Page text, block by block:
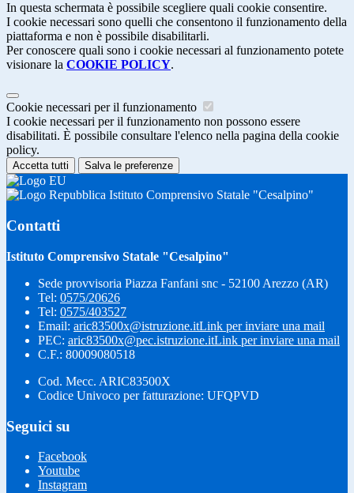
In questa schermata è possibile scegliere quali cookie consentire.
I cookie necessari sono quelli che consentono il funzionamento della
piattaforma e non è possibile disabilitarli.
Per conoscere quali sono i cookie necessari al funzionamento potete
visionare la COOKIE POLICY.
Cookie necessari per il funzionamento
I cookie necessari per il funzionamento non possono essere
disabilitati. È possibile consultare l'elenco nella pagina della cookie
policy.
Accetta tutti Salva le preferenze
Istituto Comprensivo Statale "Cesalpino"
Contatti
Istituto Comprensivo Statale "Cesalpino"
Sede provvisoria Piazza Fanfani snc - 52100 Arezzo (AR)
Tel: 0575/20626
Tel: 0575/403527
Email: aric83500x@istruzione.itLink per inviare una mail
PEC: aric83500x@pec.istruzione.itLink per inviare una mail
C.F.: 80009080518
Cod. Mecc. ARIC83500X
Codice Univoco per fatturazione: UFQPVD
Seguici su
Facebook
Youtube
Instagram